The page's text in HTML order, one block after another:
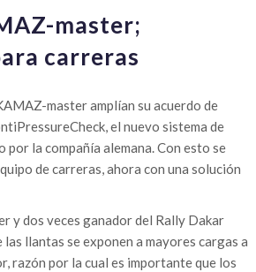
master;
carreras
master amplían su acuerdo de
el nuevo sistema de
la compañía alemana. Con esto se
de carreras, ahora con una solución
y dos veces ganador del Rally Dakar
llantas se exponen a mayores cargas a
razón por la cual es importante que los